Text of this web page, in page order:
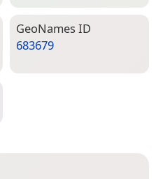
Geo­Names ID
683679